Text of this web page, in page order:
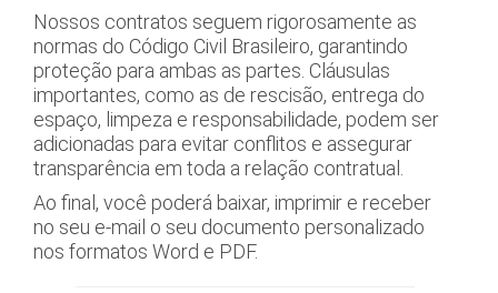
Nossos contratos seguem rigorosamente as
normas do Código Civil Brasileiro, garantindo
proteção para ambas as partes. Cláusulas
importantes, como as de rescisão, entrega do
espaço, limpeza e responsabilidade, podem ser
adicionadas para evitar conflitos e assegurar
transparência em toda a relação contratual.
Ao final, você poderá baixar, imprimir e receber
no seu e-mail o seu documento personalizado
nos formatos Word e PDF.